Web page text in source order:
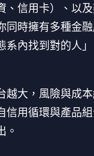
、信用卡）、以
同時擁有多種金
系內找到對的人
越大，風險與成
信用循環與產品
。